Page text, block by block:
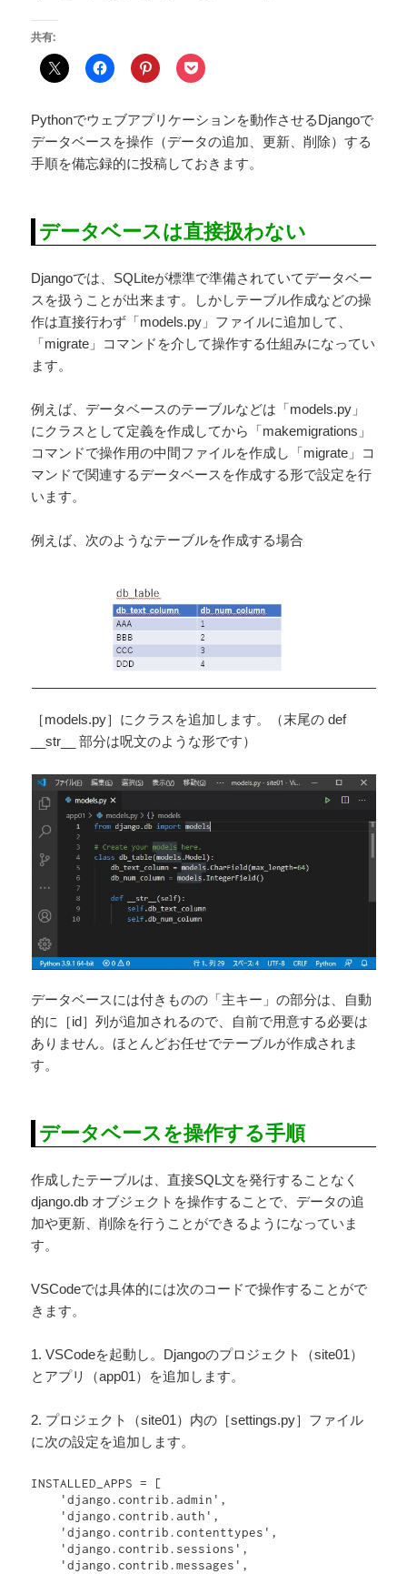
共有:
Pythonでウェブアプリケーションを動作させるDjangoで
データベースを操作（データの追加、更新、削除）する
手順を備忘録的に投稿しておきます。
データベースは直接扱わない
Djangoでは、SQLiteが標準で準備されていてデータベー
スを扱うことが出来ます。しかしテーブル作成などの操
作は直接行わず「models.py」ファイルに追加して、
「migrate」コマンドを介して操作する仕組みになってい
ます。
例えば、データベースのテーブルなどは「models.py」
にクラスとして定義を作成してから「makemigrations」
コマンドで操作用の中間ファイルを作成し「migrate」コ
マンドで関連するデータベースを作成する形で設定を行
います。
例えば、次のようなテーブルを作成する場合
［models.py］にクラスを追加します。（末尾の def
__str__ 部分は呪文のような形です）
データベースには付きものの「主キー」の部分は、自動
的に［id］列が追加されるので、自前で用意する必要は
ありません。ほとんどお任せでテーブルが作成されま
す。
データベースを操作する手順
作成したテーブルは、直接SQL文を発行することなく
django.db オブジェクトを操作することで、データの追
加や更新、削除を行うことができるようになっていま
す。
VSCodeでは具体的には次のコードで操作することがで
きます。
1. VSCodeを起動し。Djangoのプロジェクト（site01）
とアプリ（app01）を追加します。
2. プロジェクト（site01）内の［settings.py］ファイル
に次の設定を追加します。
INSTALLED_APPS = [